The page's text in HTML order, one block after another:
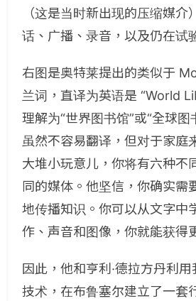
（这是当时新出现的压缩媒介
话、广播、录音，以及仍在试
右图是奥特莱提出的类似于
兰词，直译为英语是 “World
理解为“世界图书馆”或“全球图
虽然不容易翻译，但对于家庭
大堆小玩意儿，你将有六种不
同的媒体。他坚信，你确实需
地传播知识。你可以从文字中
作、声音和图像，你就能获得
因此，他和亨利·德拉方丹利
技术，在布鲁塞尔建立了一套